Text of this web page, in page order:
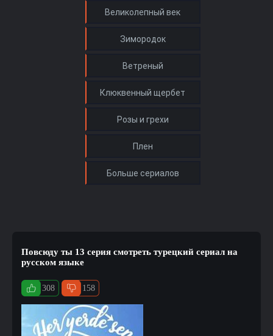
Повсюду ты 13 серия смотреть турецкий сериал на
русском языке
308 158